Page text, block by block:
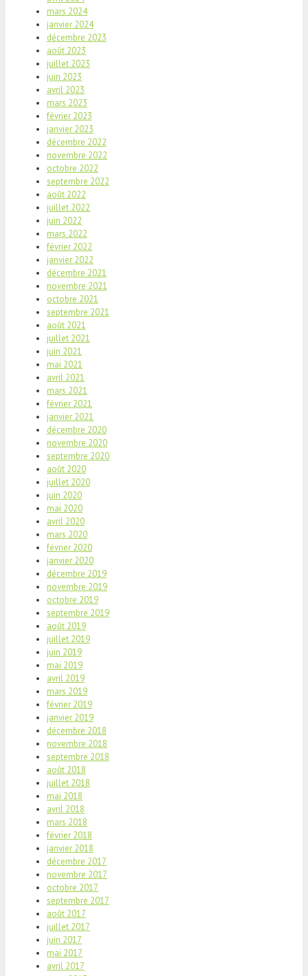
mars 2024
janvier 2024
décembre 2023
août 2023
juillet 2023
juin 2023
avril 2023
mars 2023
février 2023
janvier 2023
décembre 2022
novembre 2022
octobre 2022
septembre 2022
août 2022
juillet 2022
juin 2022
mars 2022
février 2022
janvier 2022
décembre 2021
novembre 2021
octobre 2021
septembre 2021
août 2021
juillet 2021
juin 2021
mai 2021
avril 2021
mars 2021
février 2021
janvier 2021
décembre 2020
novembre 2020
septembre 2020
août 2020
juillet 2020
juin 2020
mai 2020
avril 2020
mars 2020
février 2020
janvier 2020
décembre 2019
novembre 2019
octobre 2019
septembre 2019
août 2019
juillet 2019
juin 2019
mai 2019
avril 2019
mars 2019
février 2019
janvier 2019
décembre 2018
novembre 2018
septembre 2018
août 2018
juillet 2018
mai 2018
avril 2018
mars 2018
février 2018
janvier 2018
décembre 2017
novembre 2017
octobre 2017
septembre 2017
août 2017
juillet 2017
juin 2017
mai 2017
avril 2017